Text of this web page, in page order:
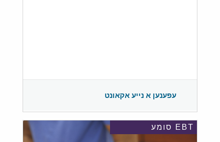
עפענען א נייע אקאונט
EBT סומע